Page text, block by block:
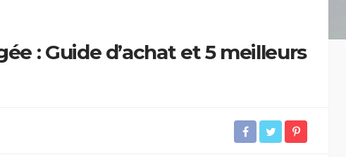
: Guide d’achat et 5 meilleurs